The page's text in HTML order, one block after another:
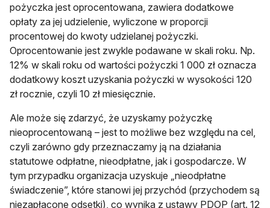
pożyczka jest oprocentowana, zawiera dodatkowe
opłaty za jej udzielenie, wyliczone w proporcji
procentowej do kwoty udzielanej pożyczki.
Oprocentowanie jest zwykle podawane w skali roku. Np.
12% w skali roku od wartości pożyczki 1 000 zł oznacza
dodatkowy koszt uzyskania pożyczki w wysokości 120
zł rocznie, czyli 10 zł miesięcznie.
Ale może się zdarzyć, że uzyskamy pożyczkę
nieoprocentowaną – jest to możliwe bez względu na cel,
czyli zarówno gdy przeznaczamy ją na działania
statutowe odpłatne, nieodpłatne, jak i gospodarcze. W
tym przypadku organizacja uzyskuje „nieodpłatne
świadczenie”, które stanowi jej przychód (przychodem są
niezapłacone odsetki), co wynika z ustawy PDOP (art. 12